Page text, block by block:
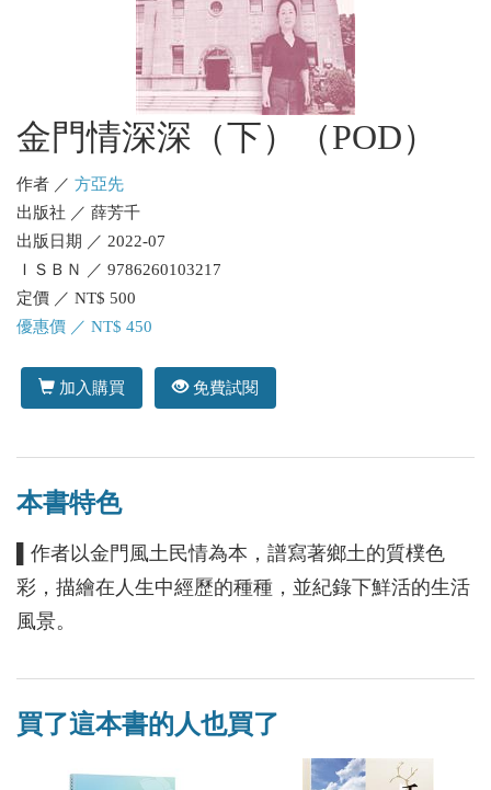
金門情深深（下）（POD）
作者 ／ 方亞先
出版社 ／ 薛芳千
出版日期 ／ 2022-07
ＩＳＢＮ ／ 9786260103217
定價 ／ NT$ 500
優惠價 ／ NT$ 450
加入購買 免費試閱
本書特色
▌作者以金門風土民情為本，譜寫著鄉土的質樸色
彩，描繪在人生中經歷的種種，並紀錄下鮮活的生活
風景。
買了這本書的人也買了